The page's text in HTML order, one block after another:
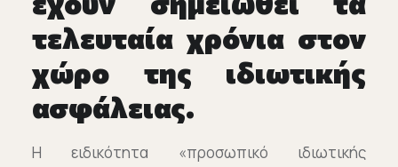
τελευταία χρόνια στον
χώρο της ιδιωτικής
ασφάλειας.
Η ειδικότητα «προσωπικό ιδιωτικής